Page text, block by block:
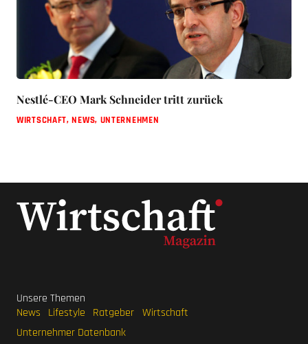
Nestlé-CEO Mark Schneider tritt zurück
WIRTSCHAFT,NEWS, UNTERNEHMEN
Unsere Themen
News
Lifestyle Ratgeber Wirtschaft
Unternehmer Datenbank